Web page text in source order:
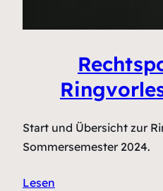
Start und Übersicht zur
Sommersemester 2024.
Lesen